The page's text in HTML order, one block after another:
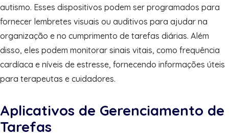
autismo. Esses dispositivos podem ser programados para
fornecer lembretes visuais ou auditivos para ajudar na
organização e no cumprimento de tarefas diárias. Além
disso, eles podem monitorar sinais vitais, como frequência
cardíaca e níveis de estresse, fornecendo informações úteis
para terapeutas e cuidadores.
Aplicativos de Gerenciamento de
Tarefas